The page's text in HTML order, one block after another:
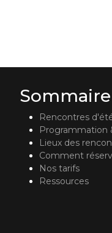
Sommaire
Rencontres
Programmation
Lieux des
Comment
Nos tarifs
Ressources